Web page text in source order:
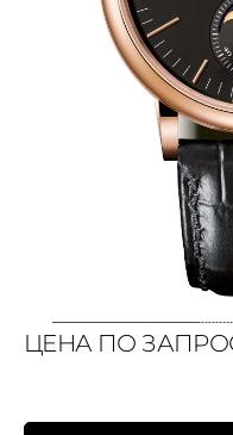
ЦЕНА ПО